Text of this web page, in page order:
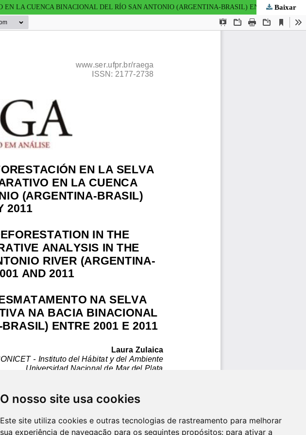
O nosso site usa cookies
Este site utiliza cookies e outras tecnologias de rastreamento para melhorar
sua experiência de navegação para os seguintes propósitos: para ativar a
Baixar